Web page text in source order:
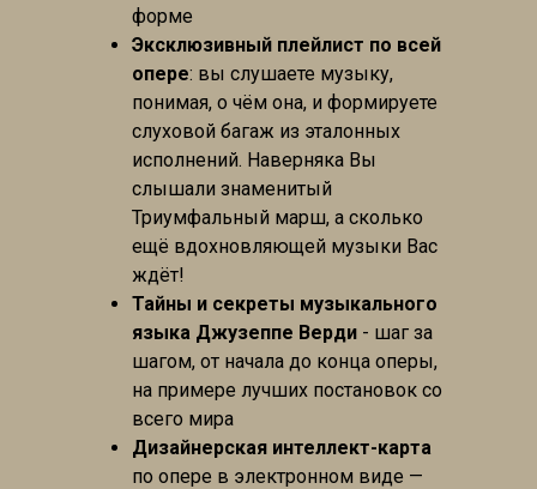
форме
Эксклюзивный плейлист по всей
опере: вы слушаете музыку,
понимая, о чём она, и формируете
слуховой багаж из эталонных
исполнений. Наверняка Вы
слышали знаменитый
Триумфальный марш, а сколько
ещё вдохновляющей музыки Вас
ждёт!
Тайны и секреты музыкального
языка Джузеппе Верди - шаг за
шагом, от начала до конца оперы,
на примере лучших постановок со
всего мира
Дизайнерская интеллект-карта
по опере в электронном виде —